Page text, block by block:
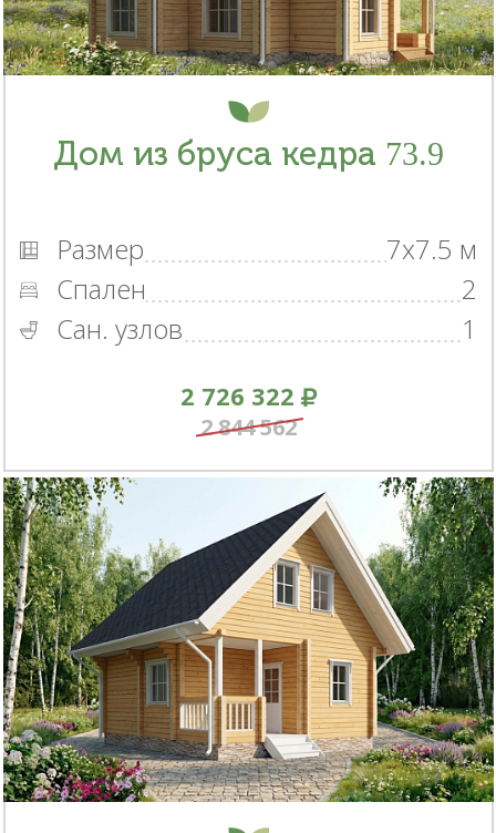
Дом из бруса кедра 73.9
Размер
7x7.5 м
Спален
2
Сан. узлов
1
2 726 322
2 844 562